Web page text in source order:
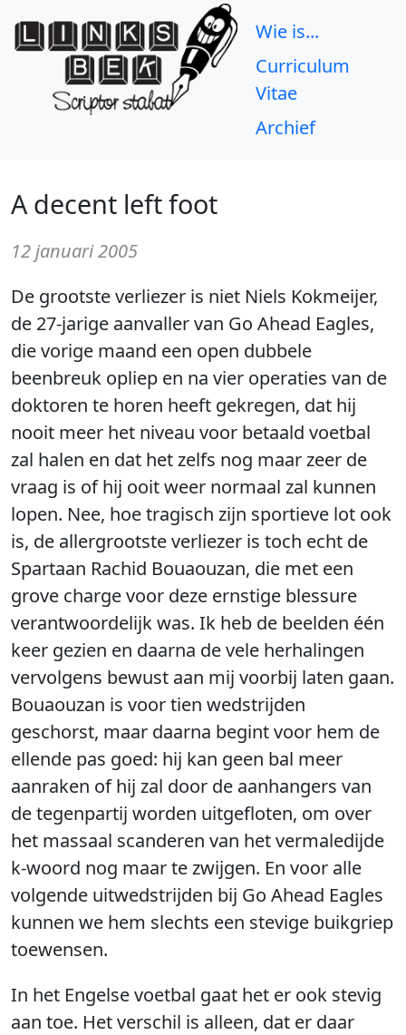
Wie is...
Curriculum
Vitae
Archief
A decent left foot
12 januari 2005
De grootste verliezer is niet Niels Kokmeijer,
de 27-jarige aanvaller van Go Ahead Eagles,
die vorige maand een open dubbele
beenbreuk opliep en na vier operaties van de
doktoren te horen heeft gekregen, dat hij
nooit meer het niveau voor betaald voetbal
zal halen en dat het zelfs nog maar zeer de
vraag is of hij ooit weer normaal zal kunnen
lopen. Nee, hoe tragisch zijn sportieve lot ook
is, de allergrootste verliezer is toch echt de
Spartaan Rachid Bouaouzan, die met een
grove charge voor deze ernstige blessure
verantwoordelijk was. Ik heb de beelden één
keer gezien en daarna de vele herhalingen
vervolgens bewust aan mij voorbij laten gaan.
Bouaouzan is voor tien wedstrijden
geschorst, maar daarna begint voor hem de
ellende pas goed: hij kan geen bal meer
aanraken of hij zal door de aanhangers van
de tegenpartij worden uitgefloten, om over
het massaal scanderen van het vermaledijde
k-woord nog maar te zwijgen. En voor alle
volgende uitwedstrijden bij Go Ahead Eagles
kunnen we hem slechts een stevige buikgriep
toewensen.
In het Engelse voetbal gaat het er ook stevig
aan toe. Het verschil is alleen, dat er daar